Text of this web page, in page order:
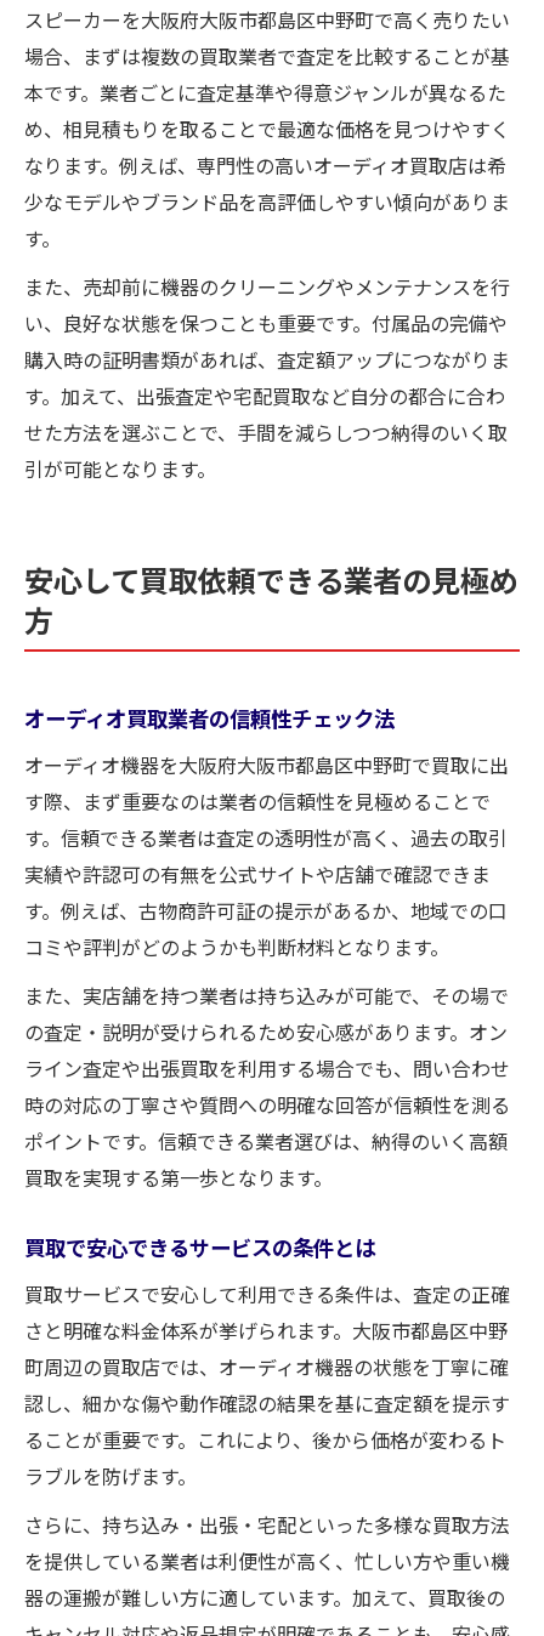
スピーカーを大阪府大阪市都島区中野町で高く売りたい
場合、まずは複数の買取業者で査定を比較することが基
本です。業者ごとに査定基準や得意ジャンルが異なるた
め、相見積もりを取ることで最適な価格を見つけやすく
なります。例えば、専門性の高いオーディオ買取店は希
少なモデルやブランド品を高評価しやすい傾向がありま
す。
また、売却前に機器のクリーニングやメンテナンスを行
い、良好な状態を保つことも重要です。付属品の完備や
購入時の証明書類があれば、査定額アップにつながりま
す。加えて、出張査定や宅配買取など自分の都合に合わ
せた方法を選ぶことで、手間を減らしつつ納得のいく取
引が可能となります。
安心して買取依頼できる業者の見極め
方
オーディオ買取業者の信頼性チェック法
オーディオ機器を大阪府大阪市都島区中野町で買取に出
す際、まず重要なのは業者の信頼性を見極めることで
す。信頼できる業者は査定の透明性が高く、過去の取引
実績や許認可の有無を公式サイトや店舗で確認できま
す。例えば、古物商許可証の提示があるか、地域での口
コミや評判がどのようかも判断材料となります。
また、実店舗を持つ業者は持ち込みが可能で、その場で
の査定・説明が受けられるため安心感があります。オン
ライン査定や出張買取を利用する場合でも、問い合わせ
時の対応の丁寧さや質問への明確な回答が信頼性を測る
ポイントです。信頼できる業者選びは、納得のいく高額
買取を実現する第一歩となります。
買取で安心できるサービスの条件とは
買取サービスで安心して利用できる条件は、査定の正確
さと明確な料金体系が挙げられます。大阪市都島区中野
町周辺の買取店では、オーディオ機器の状態を丁寧に確
認し、細かな傷や動作確認の結果を基に査定額を提示す
ることが重要です。これにより、後から価格が変わるト
ラブルを防げます。
さらに、持ち込み・出張・宅配といった多様な買取方法
を提供している業者は利便性が高く、忙しい方や重い機
器の運搬が難しい方に適しています。加えて、買取後の